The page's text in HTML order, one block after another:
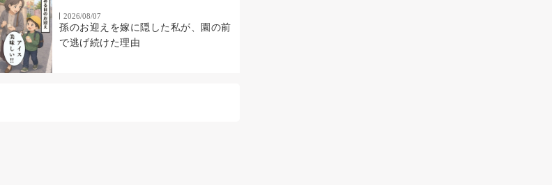
2026/08/07
孫のお迎えを嫁に隠した私が、園の前
で逃げ続けた理由